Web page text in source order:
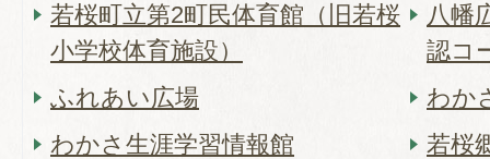
若桜町立第2町民体育館（旧若桜
小学校体育施設）
八幡
認コ
ふれあい広場
わか
わかさ生涯学習情報館
若桜